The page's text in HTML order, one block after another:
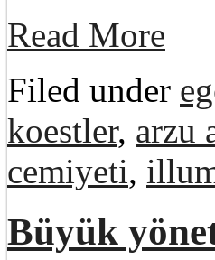
Read More
Filed under
koestler, arzu
cemiyeti,
Büyük